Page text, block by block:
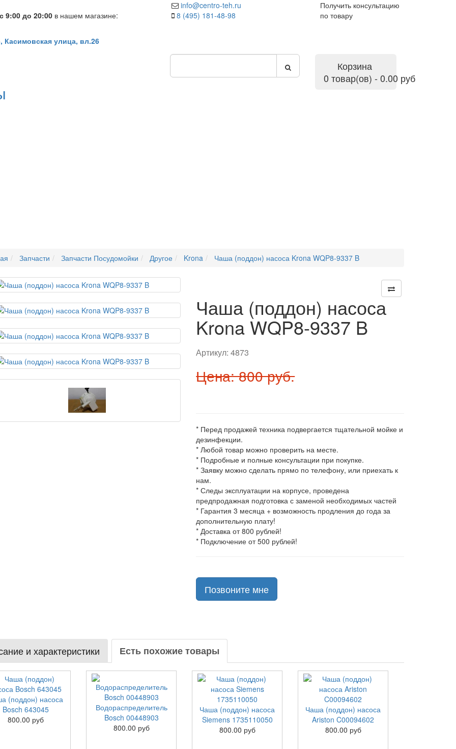
9:00 до 20:00 в нашем магазине:
улица, вл.26
info@centro-teh.ru
8 (495) 181-48-98
Получить консультацию
по товару
Корзина
0 товар(ов) - 0.00 руб
Запчасти Запчасти Посудомойки Другое Krona Чаша (поддон) насоса Krona WQP8-9337 B
Чаша (поддон) насоса
Krona WQP8-9337 B
Артикул:4873
Цена: 800 руб.
* Перед продажей техника подвергается тщательной мойке и
дезинфекции.
* Любой товар можно проверить на месте.
* Подробные и полные консультации при покупке.
* Заявку можно сделать прямо по телефону, или приехать к
нам.
* Следы эксплуатации на корпусе, проведена
предпродажная подготовка с заменой необходимых частей
* Гарантия 3 месяца + возможность продления до года за
дополнительную плату!
* Доставка от 800 рублей!
* Подключение от 500 рублей!
Позвоните мне
и характеристики Есть похожие товары
(поддон) насоса
Bosch 643045
800.00 руб
Водораспределитель
Bosch 00448903
800.00 руб
Чаша (поддон) насоса
Siemens 1735110050
800.00 руб
Чаша (поддон) насоса
Ariston C00094602
800.00 руб